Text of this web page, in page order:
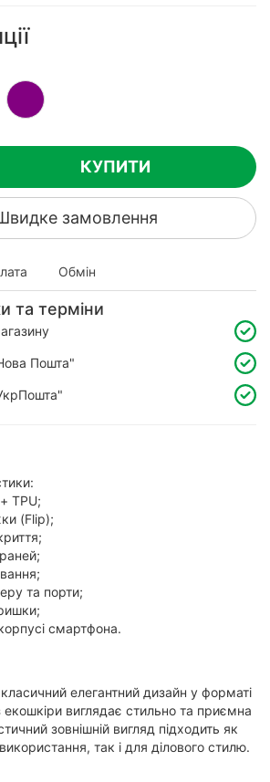
КУПИТИ
замовлення
Обмін
та терміни
Пошта"
TPU;
(Flip);
та порти;
смартфона.
елегантний дизайн у форматі
виглядає стильно та приємна
зовнішній вигляд підходить як
так і для ділового стилю.